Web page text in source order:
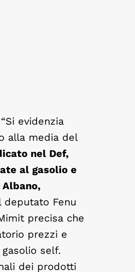
“Si evidenzia
alla media del
nel Def,
al gasolio e
Albano,
deputato Fenu
precisa che
prezzi e
self.
dei prodotti